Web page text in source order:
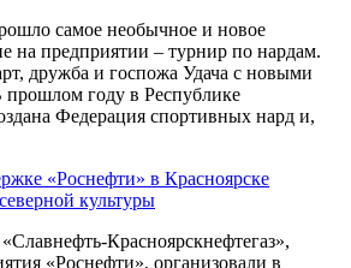
самое необычное и новое
на предприятии – турнир по нардам.
дружба и госпожа Удача с новыми
прошлом году в Республике
Федерация спортивных нард и,
«Роснефти» в Красноярске
культуры
Красноярскнефтегаз»,
«Роснефти», организовали в